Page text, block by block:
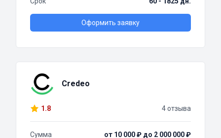
Оформить заявку
Credeo
1.8 4 отзыва
Сумма от 10 000 ₽ до 2 000 000 ₽